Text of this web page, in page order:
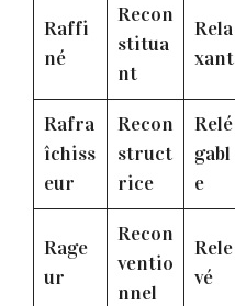
Raffi
né
Recon
stitua
nt
Rela
xant
Rafra
îchiss
eur
Recon
struct
rice
Relé
gabl
e
Rage
ur
Recon
ventio
nnel
Rele
vé